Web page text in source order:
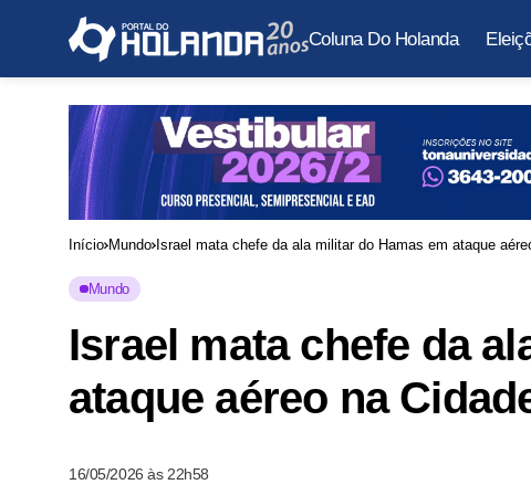
Coluna Do Holanda
Início Mundo Israel mata chefe da ala militar do Hamas em ataque
Mundo
Israel mata chefe da
ataque aéreo na
16/05/2026 às 22h58